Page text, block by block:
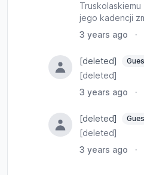
jego kadencji
3 years ago
·
[deleted]
[deleted]
3 years ago
·
[deleted]
[deleted]
3 years ago
·